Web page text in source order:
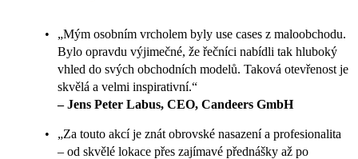
„Mým osobním vrcholem byly use cases z maloobchodu.
Bylo opravdu výjimečné, že řečníci nabídli tak hluboký
vhled do svých obchodních modelů. Taková otevřenost je
skvělá a velmi inspirativní.“
– Jens Peter Labus, CEO, Candeers GmbH
„Za touto akcí je znát obrovské nasazení a profesionalita
– od skvělé lokace přes zajímavé přednášky až po